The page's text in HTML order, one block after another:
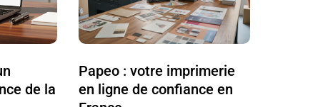
de la
Papeo : votre imprimerie
en ligne de confiance en